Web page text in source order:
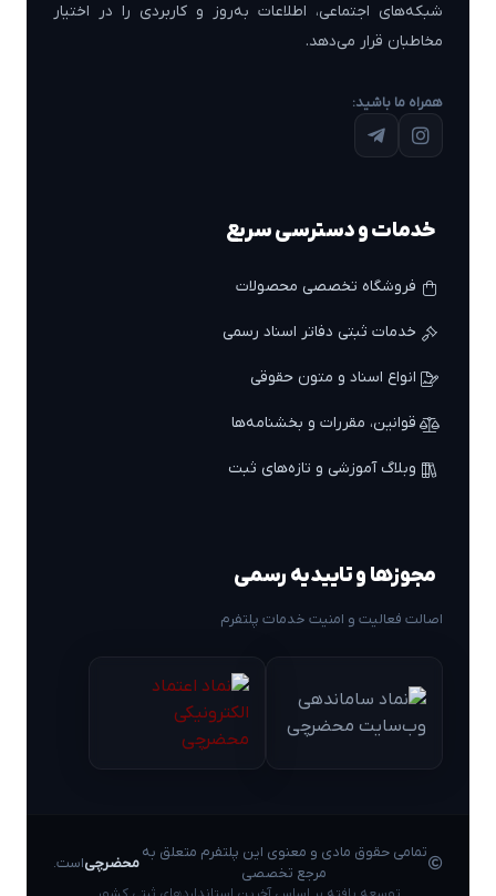
شبکه‌های اجتماعی، اطلاعات به‌روز و کاربردی را در اختیار
مخاطبان قرار می‌دهد.
همراه ما باشید:
خدمات و دسترسی سریع
فروشگاه تخصصی محصولات
خدمات ثبتی دفاتر اسناد رسمی
انواع اسناد و متون حقوقی
قوانین، مقررات و بخشنامه‌ها
وبلاگ آموزشی و تازه‌های ثبت
مجوزها و تاییدیه رسمی
اصالت فعالیت و امنیت خدمات پلتفرم
تمامی حقوق مادی و معنوی این پلتفرم متعلق به
مرجع تخصصی
محضرچیاست.